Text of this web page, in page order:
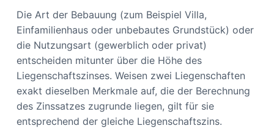
Die Art der Bebauung (zum Beispiel Villa,
Einfamilienhaus oder unbebautes Grundstück) oder
die Nutzungsart (gewerblich oder privat)
entscheiden mitunter über die Höhe des
Liegenschaftszinses. Weisen zwei Liegenschaften
exakt dieselben Merkmale auf, die der Berechnung
des Zinssatzes zugrunde liegen, gilt für sie
entsprechend der gleiche Liegenschaftszins.